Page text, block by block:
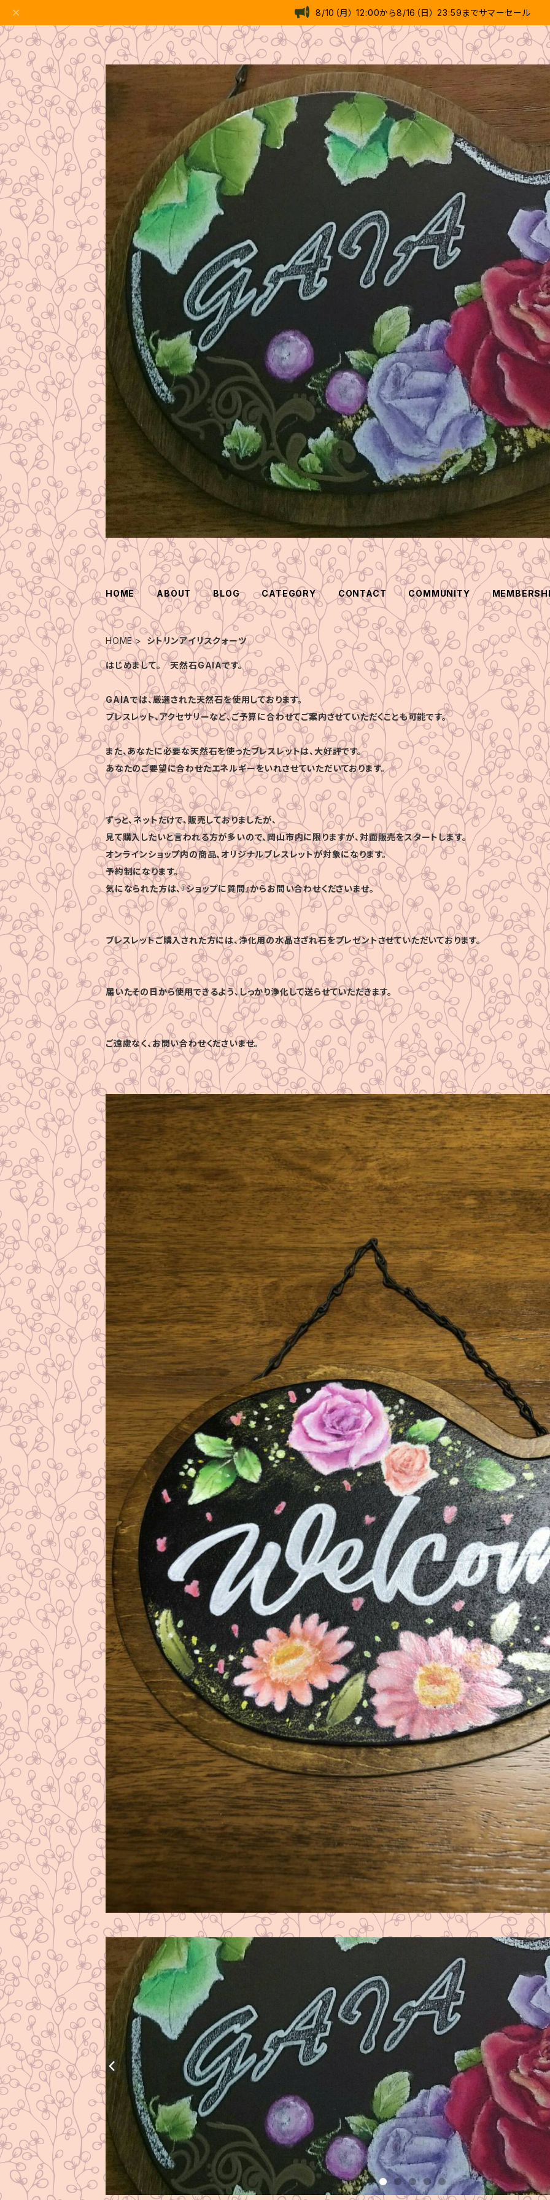
8/10（月） 12:00から8/16（日） 23:59までサマーセール
HOME ABOUT BLOG CATEGORY CONTACT COMMUNITY
HOME シトリンアイリスクォーツ
はじめまして。 天然石GAIAです。
GAIAでは、厳選された天然石を使用しております。
ブレスレット、アクセサリーなど、ご予算に合わせてご案内させていただくことも可能です。
また、あなたに必要な天然石を使ったブレスレットは、大好評です。
あなたのご要望に合わせたエネルギーをいれさせていただいております。
ずっと、ネットだけで、販売しておりましたが、
見て購入したいと言われる方が多いので、岡山市内に限りますが、対面販売をスタートします。
オンラインショップ内の商品、オリジナルブレスレットが対象になります。
予約制になります。
気になられた方は、『ショップに質問』からお問い合わせくださいませ。
ブレスレットご購入された方には、浄化用の水晶さざれ石をプレゼントさせていただいております。
届いたその日から使用できるよう、しっかり浄化して送らせていただきます。
ご遠慮なく、お問い合わせくださいませ。